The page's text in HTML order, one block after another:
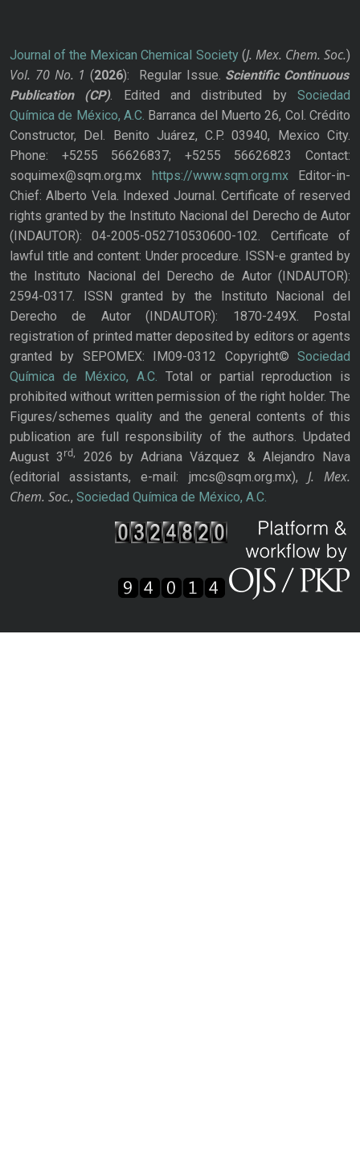
Journal of the Mexican Chemical Society(J. Mex. Chem. Soc.)
Vol. 70 No. 1 (2026): Regular Issue. Scientific Continuous
Publication
(CP). Edited and distributed bySociedad
Química de México, A.C. Barranca del Muerto 26, Col. Crédito
Constructor, Del. Benito Juárez, C.P. 03940, Mexico City.
Phone: +5255 56626837; +5255 56626823 Contact:
soquimex@sqm.org.mx https://www.sqm.org.mxEditor-in-
Chief: Alberto Vela. Indexed Journal. Certificate of reserved
rights granted by the Instituto Nacional del Derecho de Autor
(INDAUTOR): 04-2005-052710530600-102. Certificate of
lawful title and content: Under procedure. ISSN-e granted by
the Instituto Nacional del Derecho de Autor (INDAUTOR):
2594-0317. ISSN granted by the Instituto Nacional del
Derecho de Autor (INDAUTOR): 1870-249X. Postal
registration of printed matter deposited by editors or agents
granted by SEPOMEX: IM09-0312 Copyright© Sociedad
Química de México, A.C. Total or partial reproduction is
prohibited without written permission of the right holder. The
Figures/schemes quality and the general contents of this
publication are full responsibility of the authors. Updated
August 3rd,
2026 by Adriana Vázquez & Alejandro Nava
(editorial assistants, e-mail: jmcs@sqm.org.mx), J. Mex.
Chem. Soc., Sociedad Química de México, A.C.